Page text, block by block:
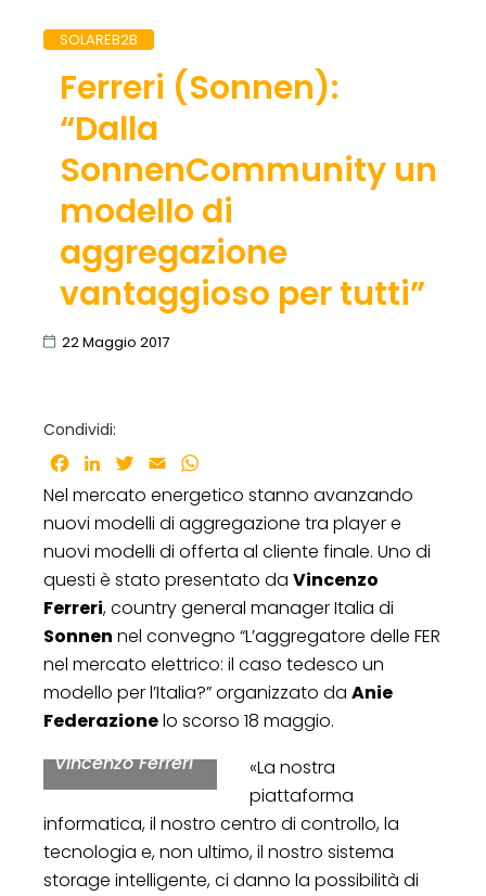
SOLAREB2B
Ferreri (Sonnen):
“Dalla
SonnenCommunity un
modello di
aggregazione
vantaggioso per tutti”
22 Maggio 2017
Condividi:
Facebook
LinkedInTwitter
Email
Nel mercato energetico stanno avanzando
nuovi modelli di aggregazione tra player e
nuovi modelli di offerta al cliente finale. Uno di
questi è stato presentato da Vincenzo
Ferreri, country general manager Italia di
Sonnen nel convegno “L’aggregatore delle FER
nel mercato elettrico: il caso tedesco un
modello per l’Italia?” organizzato da Anie
Federazionelo scorso 18 maggio.
Vincenzo Ferreri
«La nostra
piattaforma
informatica, il nostro centro di controllo, la
tecnologia e, non ultimo, il nostro sistema
storage intelligente, ci danno la possibilità di